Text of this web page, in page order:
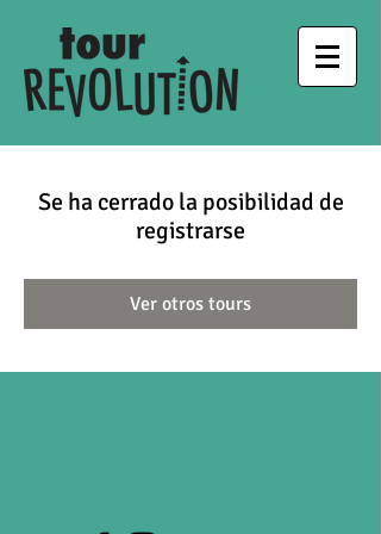
Se ha cerrado la posibilidad de
registrarse
Ver otros tours